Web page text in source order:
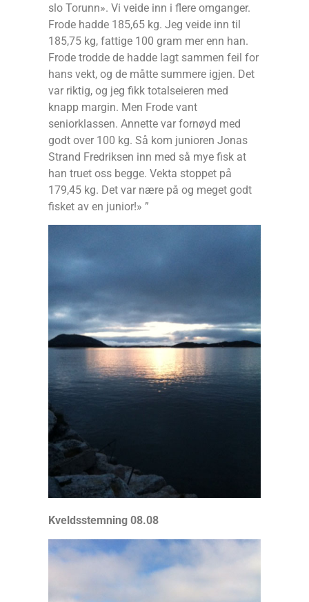
slo Torunn». Vi veide inn i flere omganger.
Frode hadde 185,65 kg. Jeg veide inn til
185,75 kg, fattige 100 gram mer enn han.
Frode trodde de hadde lagt sammen feil for
hans vekt, og de måtte summere igjen. Det
var riktig, og jeg fikk totalseieren med
knapp margin. Men Frode vant
seniorklassen. Annette var fornøyd med
godt over 100 kg. Så kom junioren Jonas
Strand Fredriksen inn med så mye fisk at
han truet oss begge. Vekta stoppet på
179,45 kg. Det var nære på og meget godt
fisket av en junior!» ”
Kveldsstemning 08.08